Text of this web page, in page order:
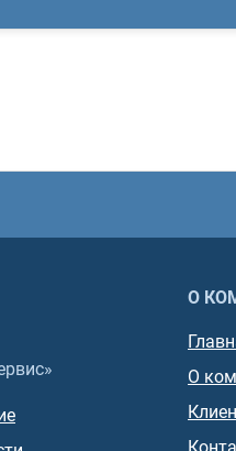
О
О